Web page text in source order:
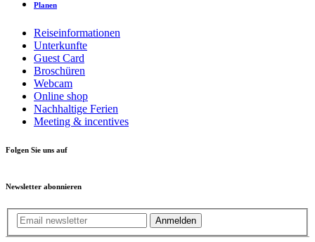
Planen
Reiseinformationen
Unterkunfte
Guest Card
Broschüren
Webcam
Online shop
Nachhaltige Ferien
Meeting & incentives
Folgen Sie uns auf
Newsletter abonnieren
Anmelden